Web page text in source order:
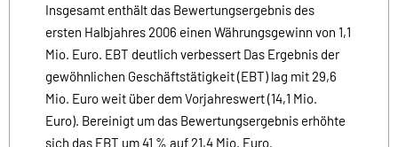
Insgesamt enthält das Bewertungsergebnis des
ersten Halbjahres 2006 einen Währungsgewinn von 1,1
Mio. Euro. EBT deutlich verbessert Das Ergebnis der
gewöhnlichen Geschäftstätigkeit (EBT) lag mit 29,6
Mio. Euro weit über dem Vorjahreswert (14,1 Mio.
Euro). Bereinigt um das Bewertungsergebnis erhöhte
sich das EBT um 41 % auf 21,4 Mio. Euro.